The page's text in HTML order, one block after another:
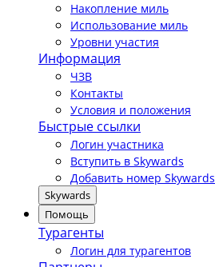
Накопление миль
Использование миль
Уровни участия
Информация
ЧЗВ
Контакты
Условия и положения
Быстрые ссылки
Логин участника
Вступить в Skywards
Добавить номер Skywards
Skywards
Помощь
Турагенты
Логин для турагентов